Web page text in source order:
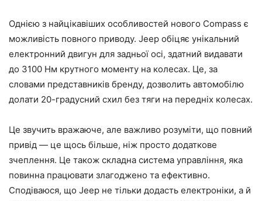
Однією з найцікавіших особливостей нового Compass є
можливість повного приводу. Jeep обіцяє унікальний
електронний двигун для задньої осі, здатний видавати
до 3100 Нм крутного моменту на колесах. Це, за
словами представників бренду, дозволить автомобілю
долати 20-градусний схил без тяги на передніх колесах.
Це звучить вражаюче, але важливо розуміти, що повний
привід — це щось більше, ніж просто додаткове
зчеплення. Це також складна система управління, яка
повинна працювати злагоджено та ефективно.
Сподіваюся, що Jeep не тільки додасть електроніки, а й